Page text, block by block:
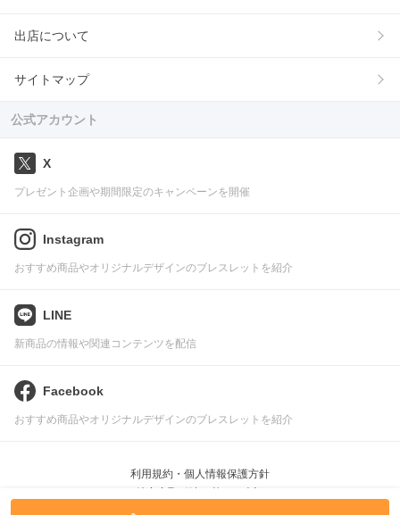
出店について
サイトマップ
公式アカウント
X
プレゼント企画や期間限定のキャンペーンを開催
Instagram
おすすめ商品やオリジナルデザインのブレスレットを紹介
LINE
新商品の情報や関連コンテンツを配信
Facebook
おすすめ商品やオリジナルデザインのブレスレットを紹介
利用規約・個人情報保護方針
特定商取引法に基づく表記